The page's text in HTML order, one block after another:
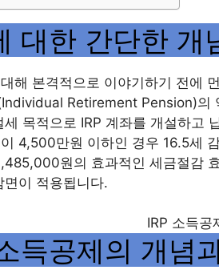
대한 간단한 개
해 본격적으로 이야기하기 전에
Retirement Pension)의
세 목적으로 IRP 계좌를 개설하고
4,500만원 이하인 경우 16.5세
원의 효과적인 세금절감
면이 적용됩니다.
IRP 소득공
득공제의 개념